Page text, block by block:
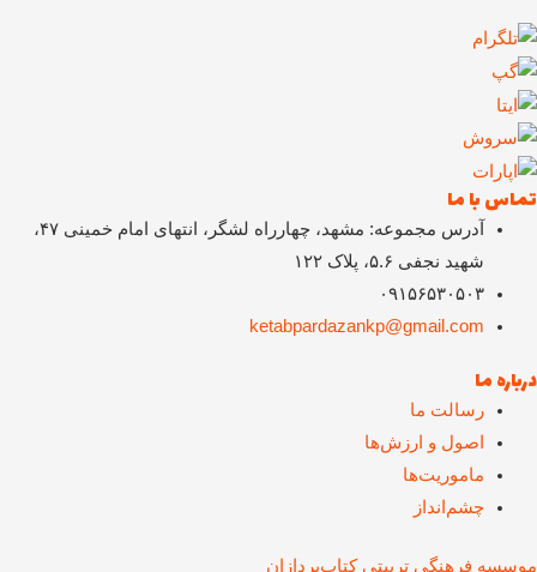
تماس با ما
آدرس مجموعه: مشهد، چهارراه لشگر، انتهای امام خمینی ۴۷،
شهید نجفی ۵.۶، پلاک ۱۲۲
۰۹۱۵۶۵۳۰۵۰۳
ketabpardazankp@gmail.com
درباره ما
رسالت ما
اصول و ارزش‌ها
ماموریت‌ها
چشم‌انداز
موسسه فرهنگی تربیتی کتاب‌پردازان